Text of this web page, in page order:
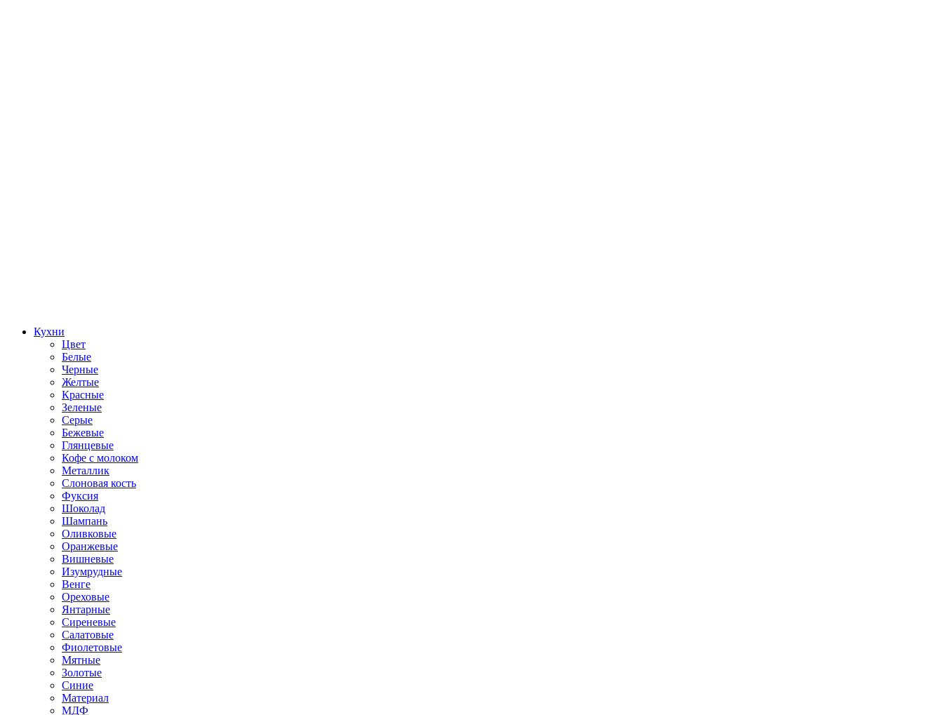
Кухни
Цвет
Белые
Черные
Желтые
Красные
Зеленые
Серые
Бежевые
Глянцевые
Кофе с молоком
Металлик
Слоновая кость
Фуксия
Шоколад
Шампань
Оливковые
Оранжевые
Вишневые
Изумрудные
Венге
Ореховые
Янтарные
Сиреневые
Салатовые
Фиолетовые
Мятные
Золотые
Синие
Материал
МДФ